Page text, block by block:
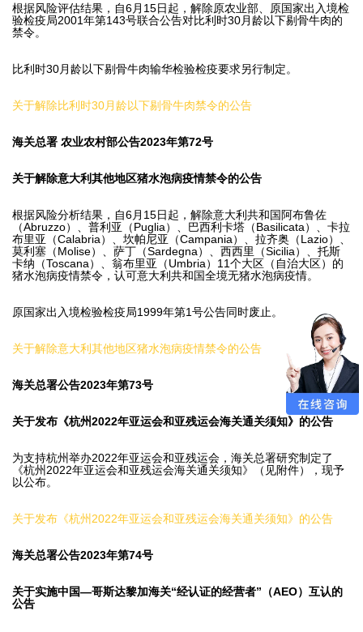
根据风险评估结果，自6月15日起，解除原农业部、原国家出入境检
验检疫局2001年第143号联合公告对比利时30月龄以下剔骨牛肉的
禁令。
比利时30月龄以下剔骨牛肉输华检验检疫要求另行制定。
关于解除比利时30月龄以下剔骨牛肉禁令的公告
海关总署 农业农村部公告2023年第72号
关于解除意大利其他地区猪水泡病疫情禁令的公告
根据风险分析结果，自6月15日起，解除意大利共和国阿布鲁佐
（Abruzzo）、普利亚（Puglia）、巴西利卡塔（Basilicata）、卡拉
布里亚（Calabria）、坎帕尼亚（Campania）、拉齐奥（Lazio）、
莫利塞（Molise）、萨丁（Sardegna）、西西里（Sicilia）、托斯
卡纳（Toscana）、翁布里亚（Umbria）11个大区（自治大区）的
猪水泡病疫情禁令，认可意大利共和国全境无猪水泡病疫情。
原国家出入境检验检疫局1999年第1号公告同时废止。
关于解除意大利其他地区猪水泡病疫情禁令的公告
海关总署公告2023年第73号
关于发布《杭州2022年亚运会和亚残运会海关通关须知》的公告
为支持杭州举办2022年亚运会和亚残运会，海关总署研究制定了
《杭州2022年亚运会和亚残运会海关通关须知》（见附件），现予
以公布。
关于发布《杭州2022年亚运会和亚残运会海关通关须知》的公告
海关总署公告2023年第74号
关于实施中国—哥斯达黎加海关“经认证的经营者”（AEO）互认的
公告